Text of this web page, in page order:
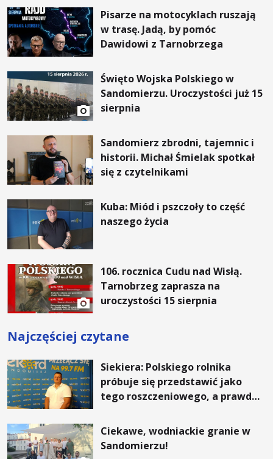
Pisarze na motocyklach ruszają
w trasę. Jadą, by pomóc
Dawidowi z Tarnobrzega
Święto Wojska Polskiego w
Sandomierzu. Uroczystości już 15
sierpnia
Sandomierz zbrodni, tajemnic i
historii. Michał Śmielak spotkał
się z czytelnikami
Kuba: Miód i pszczoły to część
naszego życia
106. rocznica Cudu nad Wisłą.
Tarnobrzeg zaprasza na
uroczystości 15 sierpnia
Najczęściej czytane
Siekiera: Polskiego rolnika
próbuje się przedstawić jako
tego roszczeniowego, a prawda
Ciekawe, wodniackie granie w
Sandomierzu!